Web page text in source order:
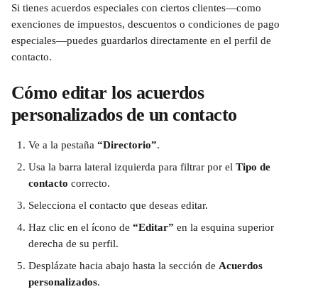
Si tienes acuerdos especiales con ciertos clientes—como
exenciones de impuestos, descuentos o condiciones de pago
especiales—puedes guardarlos directamente en el perfil de
contacto.
Cómo editar los acuerdos
personalizados de un contacto
Ve a la pestaña “Directorio”.
Usa la barra lateral izquierda para filtrar por el Tipo de
contacto correcto.
Selecciona el contacto que deseas editar.
Haz clic en el ícono de “Editar” en la esquina superior
derecha de su perfil.
Desplázate hacia abajo hasta la sección de Acuerdos
personalizados.